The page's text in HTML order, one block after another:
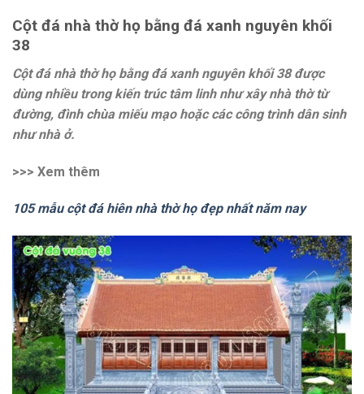
Cột đá nhà thờ họ bằng đá xanh nguyên khối
38
Cột đá nhà thờ họ bằng đá xanh nguyên khối 38 được
dùng nhiều trong kiến trúc tâm linh như xây nhà thờ từ
đường, đình chùa miếu mạo hoặc các công trình dân sinh
như nhà ở.
>>> Xem thêm
105 mẫu cột đá hiên nhà thờ họ đẹp nhất năm nay